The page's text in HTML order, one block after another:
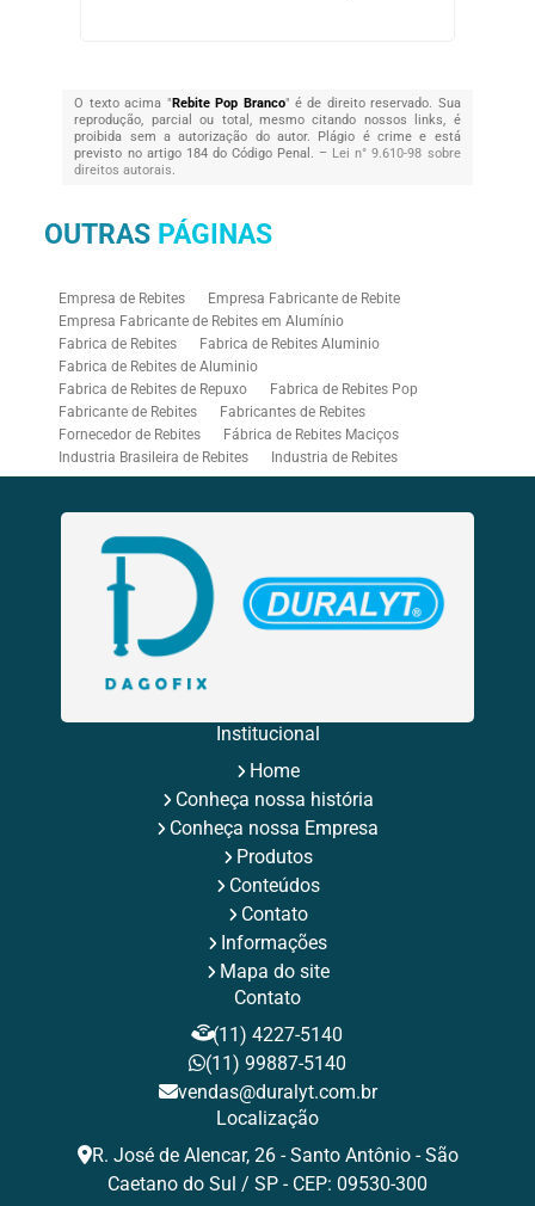
O texto acima " Rebite Pop Branco" é de direito reservado. Sua
reprodução, parcial ou total, mesmo citando nossos links, é
proibida sem a autorização do autor. Plágio é crime e está
previsto no artigo 184 do Código Penal. – Lei n° 9.610-98 sobre
direitos autorais.
OUTRAS PÁGINAS
Empresa de Rebites
Empresa Fabricante de Rebite
Empresa Fabricante de Rebites em Alumínio
Fabrica de Rebites
Fabrica de Rebites Aluminio
Fabrica de Rebites de Aluminio
Fabrica de Rebites de Repuxo
Fabrica de Rebites Pop
Fabricante de Rebites
Fabricantes de Rebites
Fornecedor de Rebites
Fábrica de Rebites Maciços
Industria Brasileira de Rebites
Industria de Rebites
Rebitadeira Industrial
Rebitadeira Pneumática
Rebite Aluminio Branco
Rebite de Repuxo Aluminio
Rebite de Repuxo Aço Inox
Rebite de Repuxo com Rosca
Rebite de Repuxo Estrutural
Rebite de Repuxo Inox
Rebite de Repuxo Tamanhos
Rebite Inox
Rebite Mega Grip
Rebite Multigrip
Rebite Orlock
Rebites Aba Larga
Rebites Estruturais
Rebites para Fixação Industrial
Rebites Pop
Rebites Pop de Aluminio
Rebites Repuxo
Rebites Tubulares
Tamanhos de Rebites Pop
Tipos de Rebites de Repuxo
Institucional
Home
Conheça nossa história
Conheça nossa Empresa
Produtos
Conteúdos
Contato
Informações
Mapa do site
Contato
(11) 4227-5140
(11) 99887-5140
vendas@duralyt.com.br
Localização
R. José de Alencar, 26 - Santo Antônio - São
Caetano do Sul / SP - CEP: 09530-300